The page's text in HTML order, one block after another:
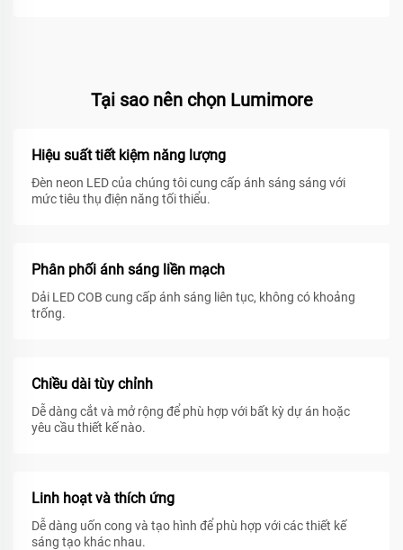
Tại sao nên chọn Lumimore
Hiệu suất tiết kiệm năng lượng
Đèn neon LED của chúng tôi cung cấp ánh sáng sáng với
mức tiêu thụ điện năng tối thiểu.
Phân phối ánh sáng liền mạch
Dải LED COB cung cấp ánh sáng liên tục, không có khoảng
trống.
Chiều dài tùy chỉnh
Dễ dàng cắt và mở rộng để phù hợp với bất kỳ dự án hoặc
yêu cầu thiết kế nào.
Linh hoạt và thích ứng
Dễ dàng uốn cong và tạo hình để phù hợp với các thiết kế
sáng tạo khác nhau.